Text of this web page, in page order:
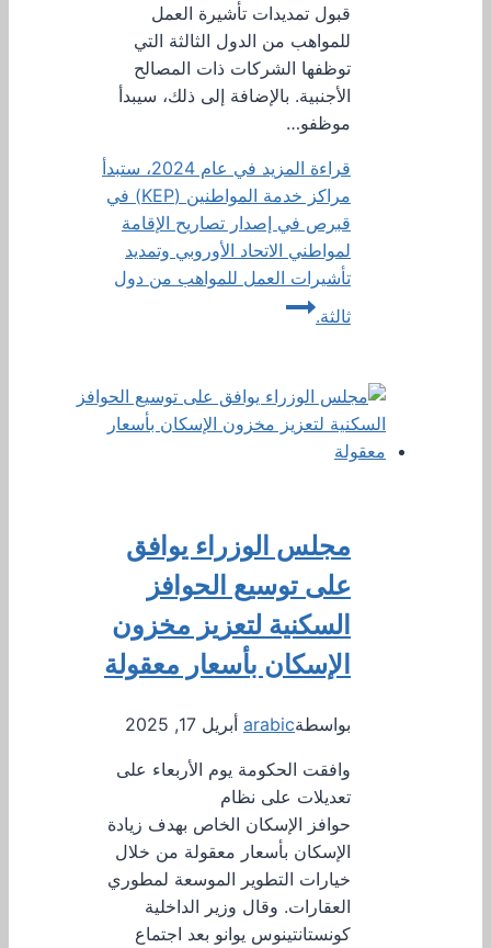
قبول تمديدات تأشيرة العمل
للمواهب من الدول الثالثة التي
توظفها الشركات ذات المصالح
الأجنبية. بالإضافة إلى ذلك، سيبدأ
موظفو…
قراءة المزيد
في عام 2024، ستبدأ
مراكز خدمة المواطنين (KEP) في
قبرص في إصدار تصاريح الإقامة
لمواطني الاتحاد الأوروبي وتمديد
تأشيرات العمل للمواهب من دول
ثالثة.
مجلس الوزراء يوافق
على توسيع الحوافز
السكنية لتعزيز مخزون
الإسكان بأسعار معقولة
بواسطةarabic أبريل 17, 2025
وافقت الحكومة يوم الأربعاء على
تعديلات على نظام
حوافز الإسكان الخاص بهدف زيادة
الإسكان بأسعار معقولة من خلال
خيارات التطوير الموسعة لمطوري
العقارات. وقال وزير الداخلية
كونستانتينوس يوانو بعد اجتماع